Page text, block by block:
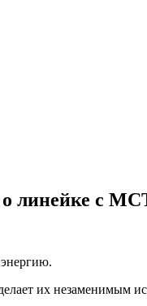
о линейке с
их незаменимым